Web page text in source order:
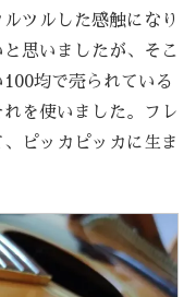
ツルした感触になり
思いましたが、そこ
均で売られている
を使いました。フレ
ピッカピッカに生ま